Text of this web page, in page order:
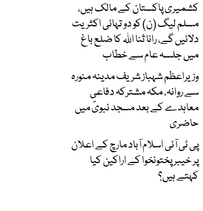
کشمیری پاکستان کے مالک ہیں،
مسلم لیگ (ن) کو دو تہائی اکثریت
دلائیں گے، رانا ثنا اللہ کا ضلع باغ
میں جلسہ عام سے خطاب
وزیراعظم شہباز شریف مدینہ منورہ
سے روانہ، مکہ مشترکہ دفاعی
معاہدے کے بعد مسجد نبویؐ میں
حاضری
پی ٹی آئی اسلام آباد مارچ کے اعلان
پر خیبر پختونخوا کے اراکین کیا
کہتے ہیں؟